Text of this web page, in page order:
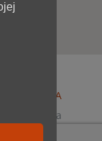
im. A
prawa
IT